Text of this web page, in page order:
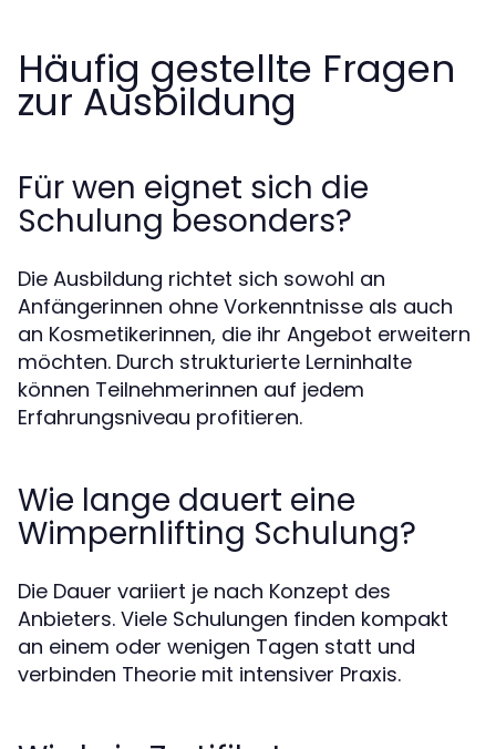
Häufig gestellte Fragen
zur Ausbildung
Für wen eignet sich die
Schulung besonders?
Die Ausbildung richtet sich sowohl an
Anfängerinnen ohne Vorkenntnisse als auch
an Kosmetikerinnen, die ihr Angebot erweitern
möchten. Durch strukturierte Lerninhalte
können Teilnehmerinnen auf jedem
Erfahrungsniveau profitieren.
Wie lange dauert eine
Wimpernlifting Schulung?
Die Dauer variiert je nach Konzept des
Anbieters. Viele Schulungen finden kompakt
an einem oder wenigen Tagen statt und
verbinden Theorie mit intensiver Praxis.